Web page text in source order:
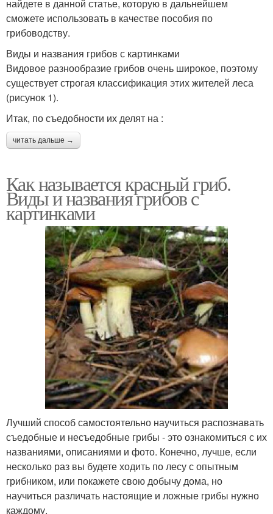
найдете в данной статье, которую в дальнейшем
сможете использовать в качестве пособия по
грибоводству.
Виды и названия грибов с картинками
Видовое разнообразие грибов очень широкое, поэтому
существует строгая классификация этих жителей леса
(рисунок 1).
Итак, по съедобности их делят на :
читать дальше →
Как называется красный гриб.
Виды и названия грибов с
картинками
Лучший способ самостоятельно научиться распознавать
съедобные и несъедобные грибы - это ознакомиться с их
названиями, описаниями и фото. Конечно, лучше, если
несколько раз вы будете ходить по лесу с опытным
грибником, или покажете свою добычу дома, но
научиться различать настоящие и ложные грибы нужно
каждому.